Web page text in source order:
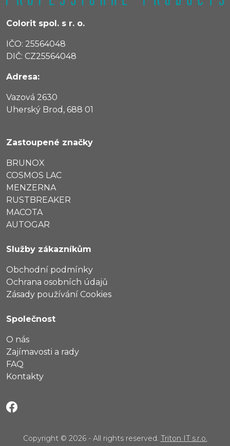
Colorit spol. s r. o.
IČO: 25564048
DIČ: CZ25564048
Adresa:
Vazová 2630
Uherský Brod, 688 01
Zastoupené značky
BRUNOX
COSMOS LAC
MENZERNA
RUSTBREAKER
MACOTA
AUTOGAR
Služby zákazníkům
Obchodní podmínky
Ochrana osobních údajů
Zásady používání Cookies
Společnost
O nás
Zajímavosti a rady
FAQ
Kontakty
Copyright © 2026 - All rights reserved. Triton IT s.r.o.